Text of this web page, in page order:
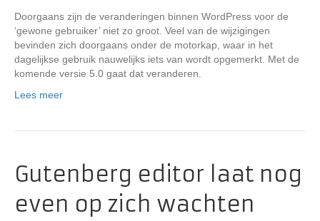
Doorgaans zijn de veranderingen binnen WordPress voor de
‘gewone gebruiker’ niet zo groot. Veel van de wijzigingen
bevinden zich doorgaans onder de motorkap, waar in het
dagelijkse gebruik nauwelijks iets van wordt opgemerkt. Met de
komende versie 5.0 gaat dat veranderen.
Lees meer
Gutenberg editor laat nog
even op zich wachten